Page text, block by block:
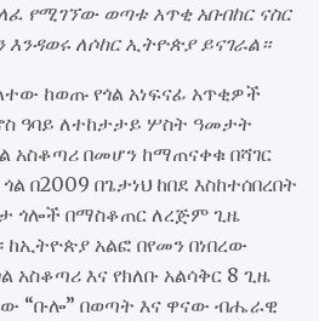
የሚገኘው ወጣቱ አጥቂ አቡበከር ናስር
ለሶከር ኢትዮጵያ ይናገራል።
ከወጡ የጎል አነፍናፊ አጥቂዎች
ዓባይ ለተከታታይ ሦስት ዓመታት
አስቆጣሪ በመሆን ከማጠናቀቁ በሻገር
በ2009 በጌታነህ ከበደ እስከተሰበረበት
ጎሎች በማስቆጠር ለረጅም ጊዜ
ከኢትዮጵያ አልፎ በየመን በነበረው
አስቆጣሪ እና የክለቡ አልሳቅር 8 ጊዜ
“ቡሎ” በወጣት እና ዋናው ብሔራዊ